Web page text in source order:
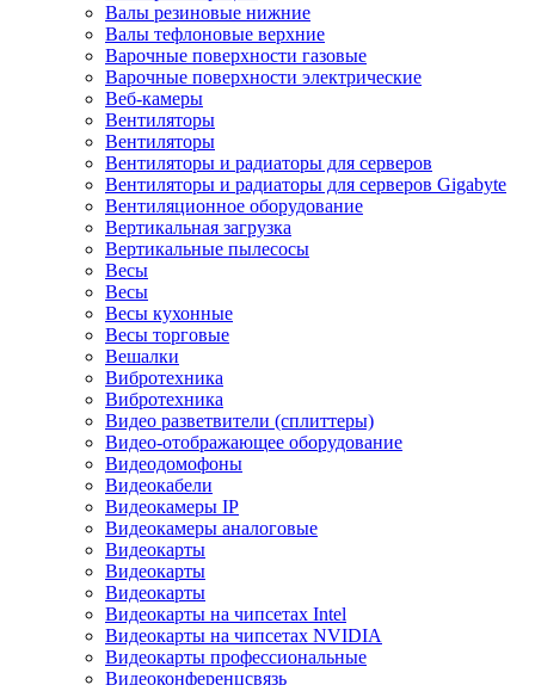
Валы резиновые нижние
Валы тефлоновые верхние
Варочные поверхности газовые
Варочные поверхности электрические
Веб-камеры
Вентиляторы
Вентиляторы
Вентиляторы и радиаторы для серверов
Вентиляторы и радиаторы для серверов Gigabyte
Вентиляционное оборудование
Вертикальная загрузка
Вертикальные пылесосы
Весы
Весы
Весы кухонные
Весы торговые
Вешалки
Вибротехника
Вибротехника
Видео разветвители (сплиттеры)
Видео-отображающее оборудование
Видеодомофоны
Видеокабели
Видеокамеры IP
Видеокамеры аналоговые
Видеокарты
Видеокарты
Видеокарты
Видеокарты на чипсетах Intel
Видеокарты на чипсетах NVIDIA
Видеокарты профессиональные
Видеоконференцсвязь